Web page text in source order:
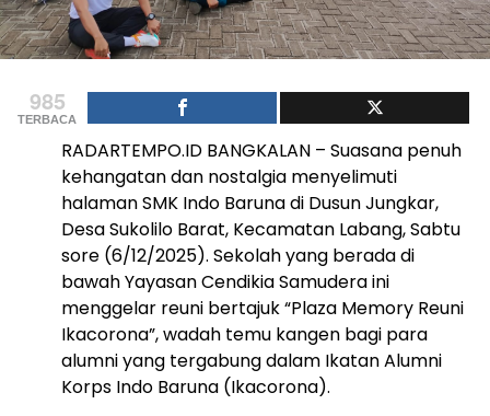
985
TERBACA
RADARTEMPO.ID BANGKALAN – Suasana penuh
kehangatan dan nostalgia menyelimuti
halaman SMK Indo Baruna di Dusun Jungkar,
Desa Sukolilo Barat, Kecamatan Labang, Sabtu
sore (6/12/2025). Sekolah yang berada di
bawah Yayasan Cendikia Samudera ini
menggelar reuni bertajuk “Plaza Memory Reuni
Ikacorona”, wadah temu kangen bagi para
alumni yang tergabung dalam Ikatan Alumni
Korps Indo Baruna (Ikacorona).